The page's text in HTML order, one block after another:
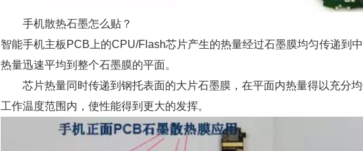
手机散热石墨怎么贴？
智能手机主板PCB上的CPU/Flash芯片产生的热量经过石墨膜均匀传递到
热量迅速平均到整个石墨膜的平面。
芯片热量同时传递到钢托表面的大片石墨膜，在平面内热量得以充分
工作温度范围内，使性能得到更大的发挥。